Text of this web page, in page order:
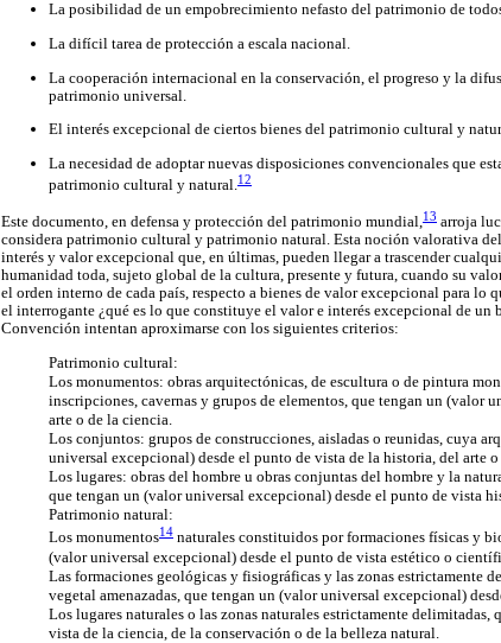
La posibilidad de un empobrecimiento nefasto del patrimonio de
La difícil tarea de protección a escala nacional.
La cooperación internacional en la conservación, el progreso y la
patrimonio universal.
El interés excepcional de ciertos bienes del patrimonio cultural y
La necesidad de adoptar nuevas disposiciones convencionales que
patrimonio cultural y natural.12
Este documento, en defensa y protección del patrimonio mundial,13 arroja
considera patrimonio cultural y patrimonio natural. Esta noción valorativa
interés y valor excepcional que, en últimas, pueden llegar a trascender
humanidad toda, sujeto global de la cultura, presente y futura, cuando su
el orden interno de cada país, respecto a bienes de valor excepcional para lo
el interrogante ¿qué es lo que constituye el valor e interés excepcional de
Convención intentan aproximarse con los siguientes criterios:
Patrimonio cultural:
Los monumentos: obras arquitectónicas, de escultura o de pintura
inscripciones, cavernas y grupos de elementos, que tengan un (valor
arte o de la ciencia.
Los conjuntos: grupos de construcciones, aisladas o reunidas, cuya
universal excepcional) desde el punto de vista de la historia, del arte
Los lugares: obras del hombre u obras conjuntas del hombre y la
que tengan un (valor universal excepcional) desde el punto de vista
Patrimonio natural:
Los monumentos14 naturales constituidos por formaciones físicas y
(valor universal excepcional) desde el punto de vista estético o
Las formaciones geológicas y fisiográficas y las zonas estrictamente
vegetal amenazadas, que tengan un (valor universal excepcional)
Los lugares naturales o las zonas naturales estrictamente
vista de la ciencia, de la conservación o de la belleza natural.